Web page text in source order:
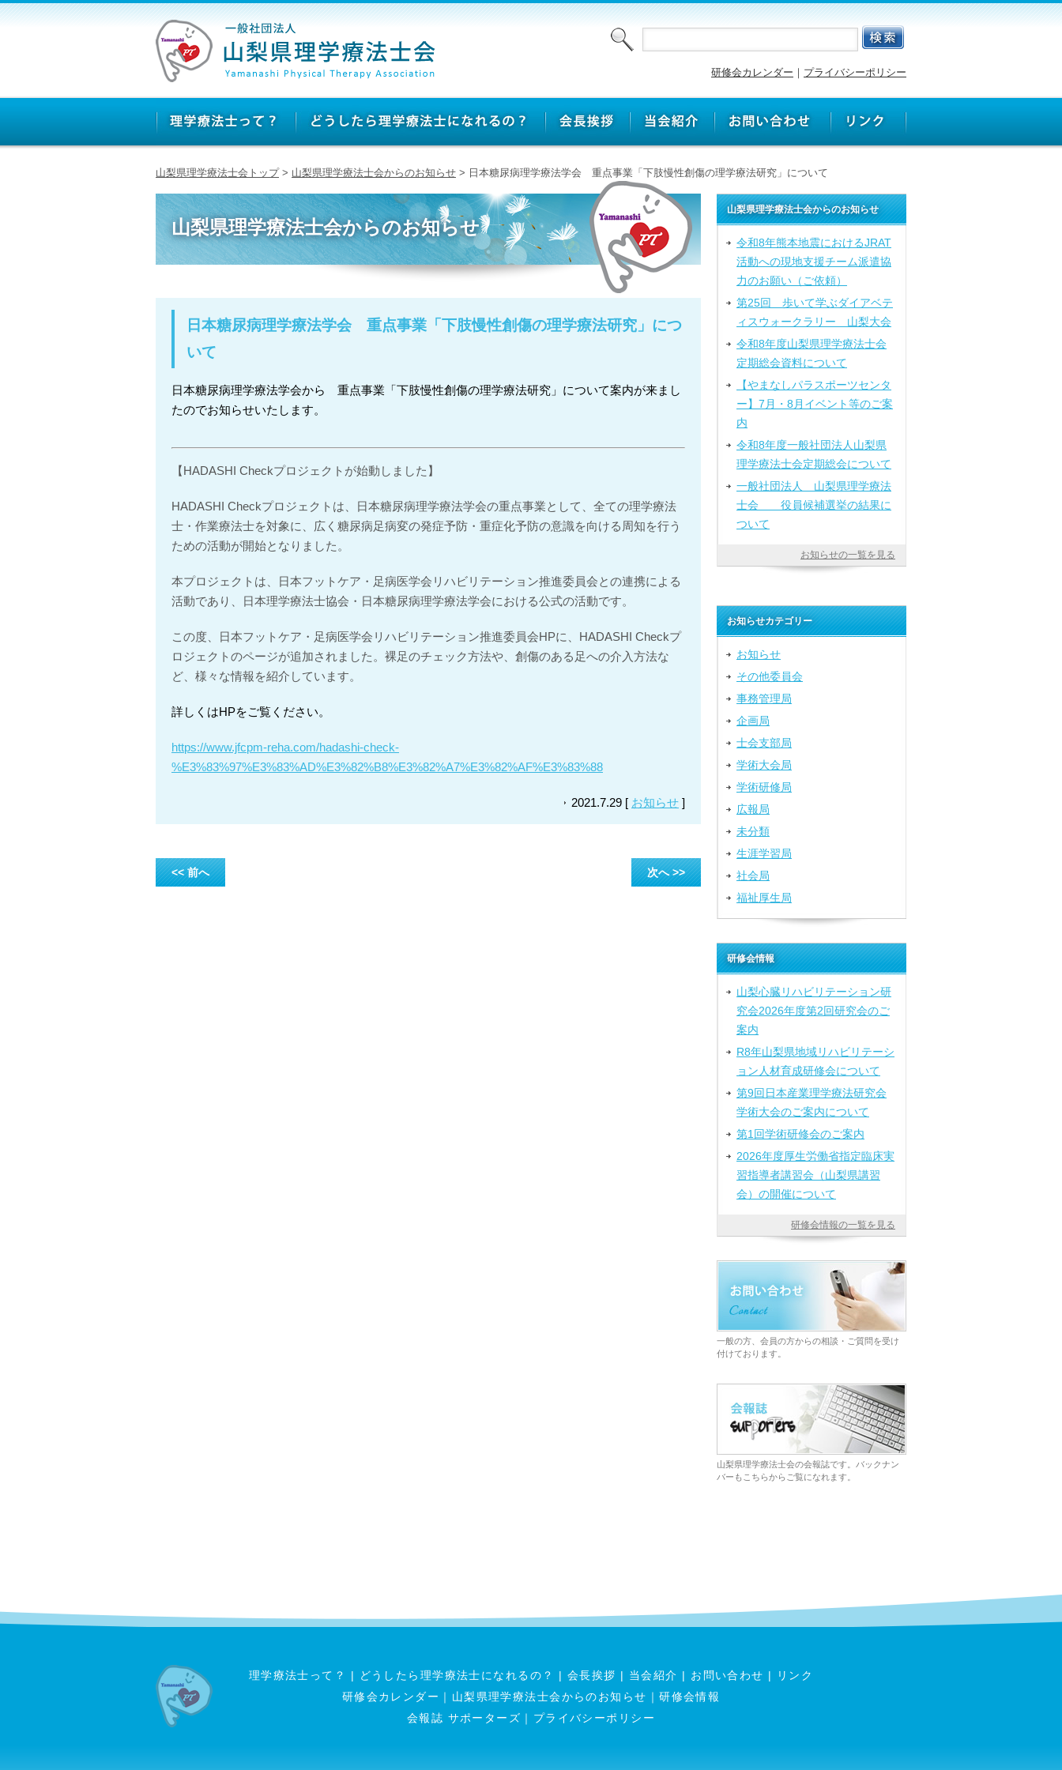
研修会カレンダー ｜ プライバシーポリシー
山梨県理学療法士会トップ> 山梨県理学療法士会からのお知らせ > 日本糖尿病理学療法学会 重点事業「下肢慢性創傷の理学療法研究」について
山梨県理学療法士会からのお知らせ
日本糖尿病理学療法学会 重点事業「下肢慢性創傷の理学療法研究」につ
いて
日本糖尿病理学療法学会から 重点事業「下肢慢性創傷の理学療法研究」について案内が来まし
たのでお知らせいたします。
【HADASHI Checkプロジェクトが始動しました】
HADASHI Checkプロジェクトは、日本糖尿病理学療法学会の重点事業として、全ての理学療法
士・作業療法士を対象に、広く糖尿病足病変の発症予防・重症化予防の意識を向ける周知を行う
ための活動が開始となりました。
本プロジェクトは、日本フットケア・足病医学会リハビリテーション推進委員会との連携による
活動であり、日本理学療法士協会・日本糖尿病理学療法学会における公式の活動です。
この度、日本フットケア・足病医学会リハビリテーション推進委員会HPに、HADASHI Checkプ
ロジェクトのページが追加されました。裸足のチェック方法や、創傷のある足への介入方法な
ど、様々な情報を紹介しています。
詳しくはHPをご覧ください。
https://www.jfcpm-reha.com/hadashi-check-
%E3%83%97%E3%83%AD%E3%82%B8%E3%82%A7%E3%82%AF%E3%83%88
2021.7.29 [ お知らせ ]
<< 前へ 次へ >>
山梨県理学療法士会からのお知らせ
令和8年熊本地震におけるJRAT
活動への現地支援チーム派遣協
力のお願い（ご依頼）
第25回 歩いて学ぶダイアベテ
ィスウォークラリー 山梨大会
令和8年度山梨県理学療法士会
定期総会資料について
【やまなしパラスポーツセンタ
ー】7月・8月イベント等のご案
内
令和8年度一般社団法人山梨県
理学療法士会定期総会について
一般社団法人 山梨県理学療法
士会 役員候補選挙の結果に
ついて
お知らせの一覧を見る
お知らせカテゴリー
お知らせ
その他委員会
事務管理局
企画局
士会支部局
学術大会局
学術研修局
広報局
未分類
生涯学習局
社会局
福祉厚生局
研修会情報
山梨心臓リハビリテーション研
究会2026年度第2回研究会のご
案内
R8年山梨県地域リハビリテーシ
ョン人材育成研修会について
第9回日本産業理学療法研究会
学術大会のご案内について
第1回学術研修会のご案内
2026年度厚生労働省指定臨床実
習指導者講習会（山梨県講習
会）の開催について
研修会情報の一覧を見る
一般の方、会員の方からの相談・ご質問を受け
付けております。
山梨県理学療法士会の会報誌です。バックナン
バーもこちらからご覧になれます。
理学療法士って？ | どうしたら理学療法士になれるの？ | 会長挨拶 | 当会紹介 | お問い合わせ |
リンク
研修会カレンダー ｜ 山梨県理学療法士会からのお知らせ ｜研修会情報
会報誌 サポーターズ ｜ プライバシーポリシー